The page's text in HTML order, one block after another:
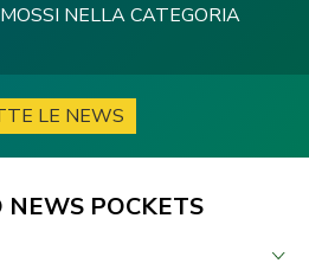
NELLA CATEGORIA
LE NEWS
NEWS POCKETS